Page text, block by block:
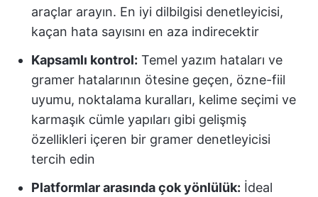
araçlar arayın. En iyi dilbilgisi denetleyicisi,
kaçan hata sayısını en aza indirecektir
Kapsamlı kontrol: Temel yazım hataları ve
gramer hatalarının ötesine geçen, özne-fiil
uyumu, noktalama kuralları, kelime seçimi ve
karmaşık cümle yapıları gibi gelişmiş
özellikleri içeren bir gramer denetleyicisi
tercih edin
Platformlar arasında çok yönlülük: İdeal